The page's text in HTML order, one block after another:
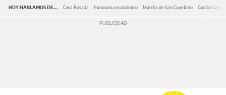
HOY HABLAMOS DE... Casa Rosada Panorama económico Marcha de San Cayetano García Cuerva